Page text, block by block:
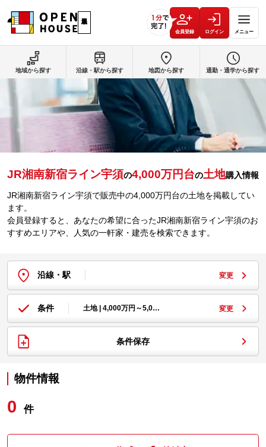
会員登録 ログイン メニュー
JR湘南新宿ライン宇須の4,000万円台の土地購入情報
JR湘南新宿ライン宇須で販売中の4,000万円台の土地を掲載してい
ます。
会員登録すると、あなたの希望に合ったJR湘南新宿ライン宇須のお
すすめエリアや、人気の一軒家・建売を検索できます。
沿線・駅 変更
条件 土地 | 4,000万円～5,0… 変更
条件保存
物件情報
0 件
地域から探す 沿線・駅から探す 地図から探す 通勤・通学から探す